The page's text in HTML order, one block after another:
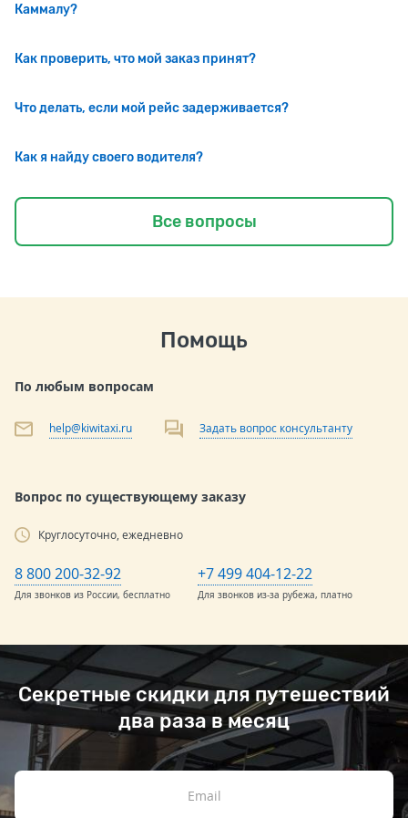
Каммалу?
Как проверить, что мой заказ принят?
Что делать, если мой рейс задерживается?
Как я найду своего водителя?
Все вопросы
Помощь
По любым вопросам
help@kiwitaxi.ru Задать вопрос консультанту
Вопрос по существующему заказу
Круглосуточно, ежедневно
8 800 200-32-92
Для звонков из России, бесплатно
+7 499 404-12-22
Для звонков из-за рубежа, платно
Секретные скидки для путешествий
два раза в месяц